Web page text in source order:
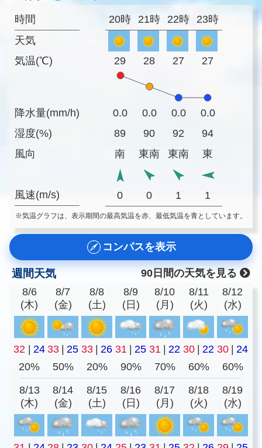
時間
天気
気温(℃)
降水量(mm/h)
湿度(%)
風向
風速(m/s)
20時 21時 22時 23時
29 28 27 27
0.0 0.0 0.0
0.0
89
90 92
94
南
東南 東南 東
0 0 1 1
※気温グラフは、表示期間の最高気温を赤、最低気温を青としています。
コンパスを表示
週間天気
90日間の天気を見る
8/6
(木)
8/7
(金)
8/8
(土)
8/9
(日)
8/10
(月)
8/11
(火)
8/12
(水)
32 | 24 33 | 25 33 | 26 31 | 25 31 | 22 30 | 22 30 | 24
20%
50% 20% 90% 70% 60% 60%
8/13
(木)
8/14
(金)
8/15
(土)
8/16
(日)
8/17
(月)
8/18
(火)
8/19
(水)